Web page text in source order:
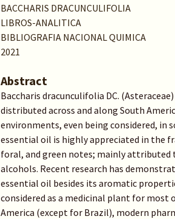
BACCHARIS DRACUNCULIFOLIA
LIBROS-ANALITICA
BIBLIOGRAFIA NACIONAL QUIMICA
2021
Abstract
Baccharis dracunculifolia DC.
distributed across and along South
environments, even being considered, in
essential oil is highly appreciated in the
foral, and green notes; mainly
alcohols. Recent research has
essential oil besides its aromatic
considered as a medicinal plant for
America (except for Brazil), modern